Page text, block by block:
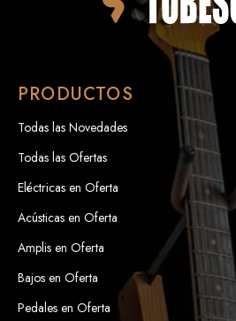
PRODUCTOS
Todas las Novedades
Todas las Ofertas
Eléctricas en Oferta
Acústicas en Oferta
Amplis en Oferta
Bajos en Oferta
Pedales en Oferta